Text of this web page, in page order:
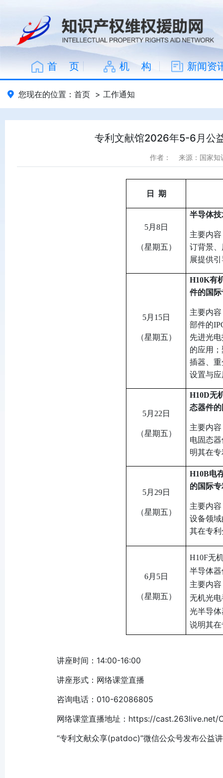
首 页 机 构 新闻资
您现在的位置： 首页 > 工作通知
专利文献馆2026年5-6月公
作者： 来源：国家知
日 期
5月 8日
（星期五）
半导体
主要内
订背景
展提供
5月 15日
（星期五）
H10K有
件的国
主要内
部件的
先进光
的应用
插器、
设置与
5月22日
（星期五）
H10D无
态器件
主要内
电固态
明其在
5月29日
（星期五）
H10B电
的国际
主要内
设备领域
其在专
6月5日
（星期五）
H10F无
半导体
主要内
无机光
光半导
说明其
讲座时间：14:00-16:00
讲座形式：网络课堂直播
咨询电话：010-62086805
网络课堂直播地址：https://cast.263live.net/
“专利文献众享(patdoc)”微信公众号发布公益